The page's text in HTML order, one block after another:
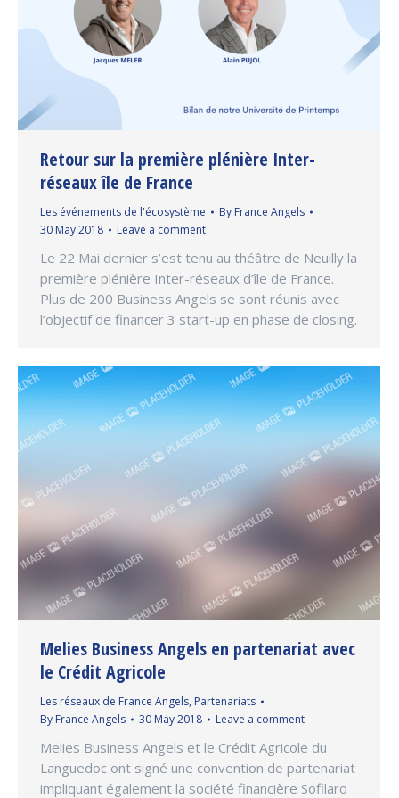
Retour sur la première plénière Inter-
réseaux île de France
Les événements de l'écosystème By France Angels
30 May 2018
Leave a comment
Le 22 Mai dernier s’est tenu au théâtre de Neuilly la
première plénière Inter-réseaux d’île de France.
Plus de 200 Business Angels se sont réunis avec
l’objectif de financer 3 start-up en phase de closing.
Melies Business Angels en partenariat avec
le Crédit Agricole
Les réseaux de France Angels, Partenariats
By France Angels 30 May 2018 Leave a comment
Melies Business Angels et le Crédit Agricole du
Languedoc ont signé une convention de partenariat
impliquant également la société financière Sofilaro